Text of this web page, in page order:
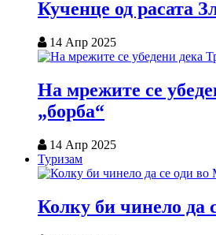
Кученце од расата
14 Апр 2025
На мрежите се
„борба“
14 Апр 2025
Туризам
Колку би чинело да